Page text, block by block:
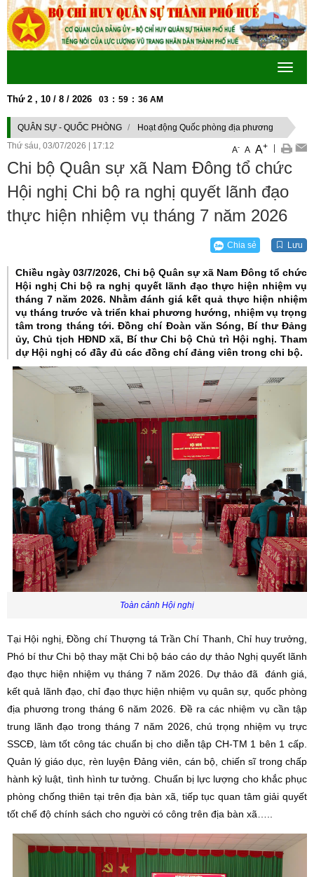
Toggle
Thứ 2 , 10 / 8 / 2026 03 : 59 : 36 AM
TƯỞNG, ĐẠO ĐỨC, PHONG CÁCH HỒ CHÍ MINH" GẮN VỚI THỰC
QUÂN SỰ - QUỐC PHÒNG
Hoạt động Quốc phòng địa phương
Thứ sáu, 03/07/2026 | 17:12 A- A A+ |
Chi bộ Quân sự xã Nam Đông tổ chức
Hội nghị Chi bộ ra nghị quyết lãnh đạo
thực hiện nhiệm vụ tháng 7 năm 2026
Chia sẻ Lưu
Chiều ngày 03/7/2026, Chi bộ Quân sự xã Nam Đông tổ chức
Hội nghị Chi bộ ra nghị quyết lãnh đạo thực hiện nhiệm vụ
tháng 7 năm 2026. Nhằm đánh giá kết quả thực hiện nhiệm
vụ tháng trước và triển khai phương hướng, nhiệm vụ trọng
tâm trong tháng tới. Đồng chí Đoàn văn Sóng, Bí thư Đảng
ủy, Chủ tịch HĐND xã, Bí thư Chi bộ Chủ trì Hội nghị. Tham
dự Hội nghị có đầy đủ các đồng chí đảng viên trong chi bộ.
Toàn cảnh Hội nghị
Tại Hội nghị, Đồng chí Thượng tá Trần Chí Thanh, Chỉ huy trưởng,
Phó bí thư Chi bộ thay mặt Chi bộ báo cáo dự thảo Nghị quyết lãnh
đạo thực hiện nhiệm vụ tháng 7 năm 2026. Dự thảo đã đánh giá,
kết quả lãnh đạo, chỉ đạo thực hiện nhiệm vụ quân sự, quốc phòng
địa phương trong tháng 6 năm 2026. Đề ra các nhiệm vụ cần tập
trung lãnh đạo trong tháng 7 năm 2026, chú trọng nhiệm vụ trực
SSCĐ, làm tốt công tác chuẩn bị cho diễn tập CH-TM 1 bên 1 cấp.
Quản lý giáo dục, rèn luyện Đảng viên, cán bộ, chiến sĩ trong chấp
hành kỷ luật, tình hình tư tưởng. Chuẩn bị lực lượng cho khắc phục
phòng chống thiên tại trên địa bàn xã, tiếp tục quan tâm giải quyết
tốt chế độ chính sách cho người có công trên địa bàn xã…..